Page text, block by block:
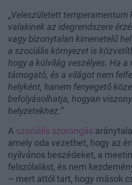
„Veleszületett temperamentum
valakinek az idegrendszere
vagy bizonytalan kimenetelű
a szociális környezet is
hogy a külvilág veszélyes. Ha a
támogató, és a világot nem
helyként, hanem fenyegető
befolyásolhatja, hogyan
helyzetekhez.”
A szociális szorongás
amely oda vezethet, hogy az
nyilvános beszédeket, a
felszólalást, és nem
– mert attól tart, hogy mások